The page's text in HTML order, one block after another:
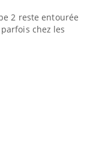
2 reste entourée
chez les